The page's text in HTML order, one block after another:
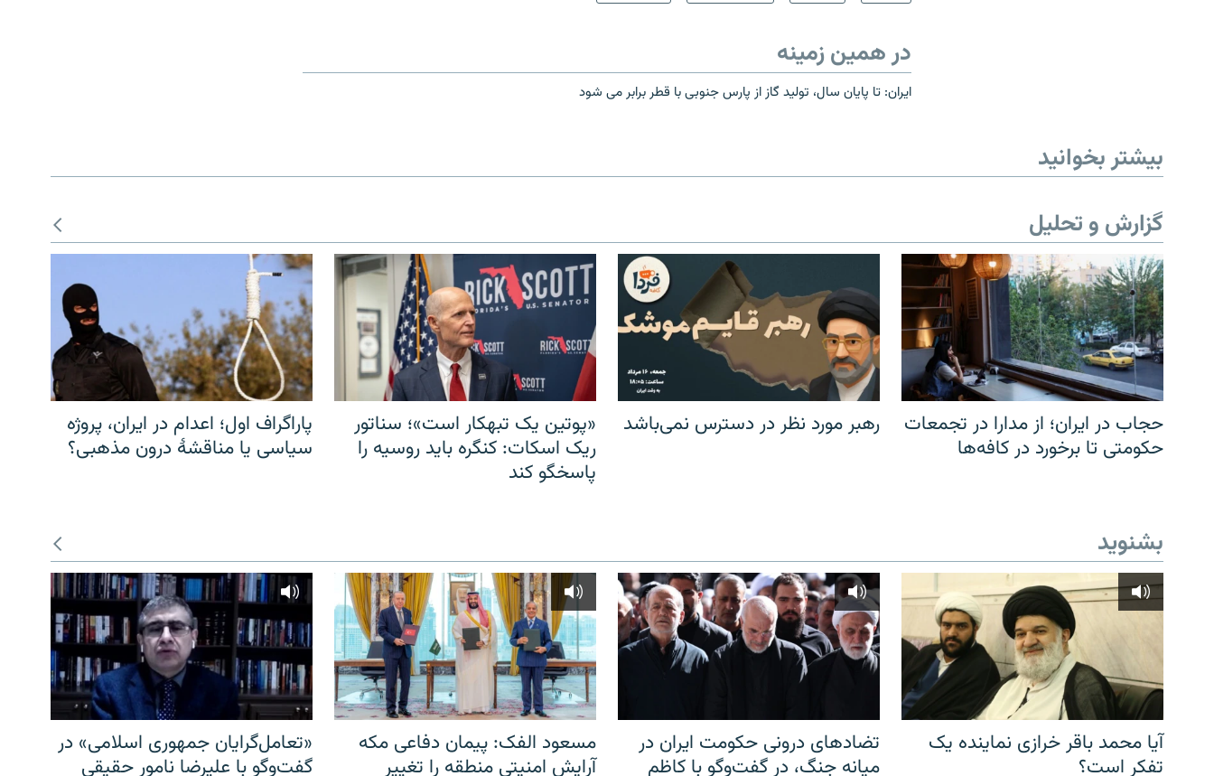
در همین زمینه
ایران: تا پایان سال، تولید گاز از پارس جنوبی با قطر برابر می شود
بیشتر بخوانید
گزارش و تحلیل
حجاب در ایران؛ از مدارا در تجمعات
حکومتی تا برخورد در کافه‌ها
رهبر مورد نظر در دسترس نمی‌باشد
«پوتین یک تبهکار است»؛ سناتور
ریک اسکات: کنگره باید روسیه را
پاسخگو کند
پاراگراف اول؛ اعدام در ایران، پروژه
سیاسی یا مناقشهٔ درون مذهبی؟
بشنوید
آیا محمد باقر خرازی نماینده یک
تفکر است؟
تضادهای درونی حکومت ایران در
میانه جنگ، در گفت‌‌وگو با کاظم
مسعود الفک: پیمان دفاعی مکه
آرایش امنیتی منطقه را تغییر
«تعامل‌گرایان جمهوری اسلامی» در
گفت‌وگو با علیرضا نامور حقیقی